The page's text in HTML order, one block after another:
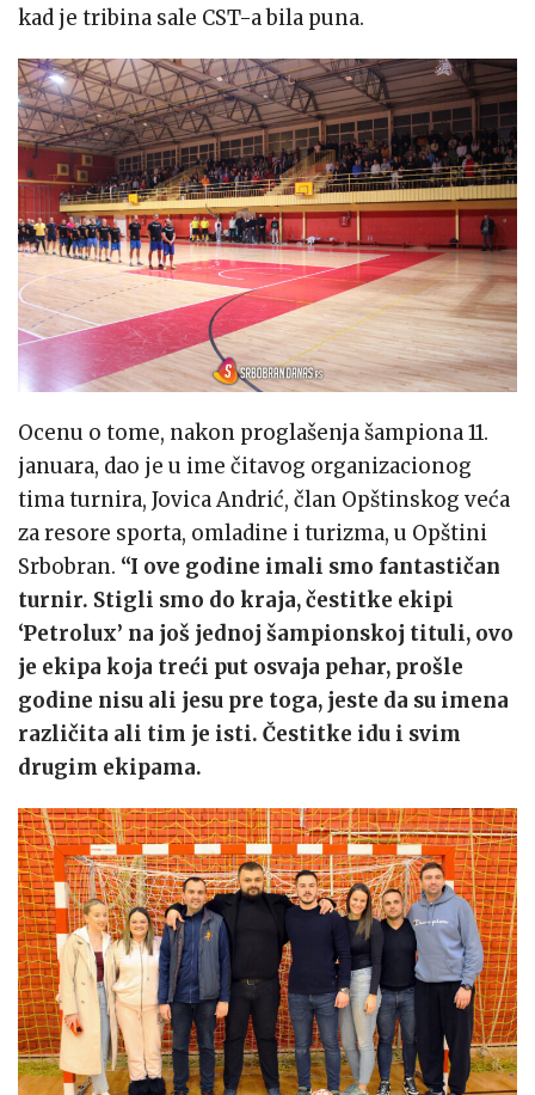
kad je tribina sale CST-a bila puna.
Ocenu o tome, nakon proglašenja šampiona 11.
januara, dao je u ime čitavog organizacionog
tima turnira, Jovica Andrić, član Opštinskog veća
za resore sporta, omladine i turizma, u Opštini
Srbobran. “I ove godine imali smo fantastičan
turnir. Stigli smo do kraja, čestitke ekipi
‘Petrolux’ na još jednoj šampionskoj tituli, ovo
je ekipa koja treći put osvaja pehar, prošle
godine nisu ali jesu pre toga, jeste da su imena
različita ali tim je isti. Čestitke idu i svim
drugim ekipama.